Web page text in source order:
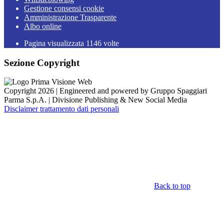
Gestione consensi cookie
Amministrazione Trasparente
Albo online
Pagina visualizzata 1146 volte
Sezione Copyright
Copyright 2026 | Engineered and powered by Gruppo Spaggiari
Parma S.p.A. | Divisione Publishing & New Social Media
Disclaimer trattamento dati personali
Back to top